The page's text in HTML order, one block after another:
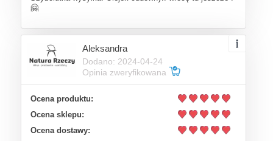
🤗
Aleksandra
Dodano: 2024-04-24
Opinia zweryfikowana
Ocena produktu:
Ocena sklepu:
Ocena dostawy: